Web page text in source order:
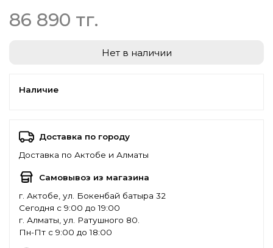
86 890 тг.
Нет в наличии
Наличие
Доставка по городу
Доставка по Актобе и Алматы
Самовывоз из магазина
г. Актобе, ул. Бокенбай батыра 32
Сегодня с 9:00 до 19:00
г. Алматы, ул. Ратушного 80.
Пн-Пт с 9:00 до 18:00